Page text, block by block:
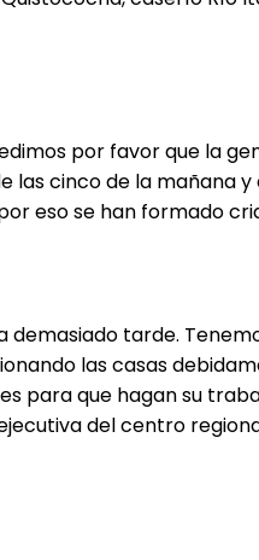
por favor que la
cinco de la mañana y
eso se han formado
tarde.
las casas
para que hagan su
del centro